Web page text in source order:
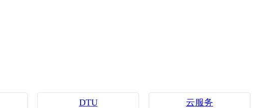
DTU 云服务